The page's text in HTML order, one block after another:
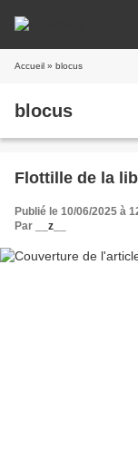
Accueil » blocus
blocus
Flottille de la
Publié le 10/06/2025 à
Par
__z__